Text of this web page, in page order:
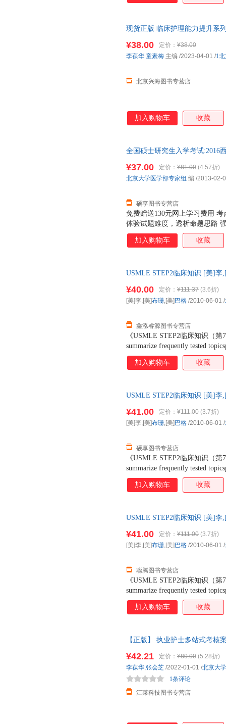
现货正版 临床护理能力提升系
¥38.00 定价： ¥38.00
北京兴海图书专营店
李葆华 童素梅 主编 /2023-04-01 /1
加入购物车 收藏
全国硕士研究生入学考试:2016
欢迎选购！
免费赠送130元网上学习费用
体验试题难度，透析命题思路
¥37.00 定价： ¥81.00 (4.57折)
硕享图书专营店
北京大学医学部专家组 编 /2013-02-
加入购物车 收藏
USMLE STEP2临床知识 [美]
《USMLE STEP2临床知识（第
summarize frequently tested
students who passed
full-color clinical images Rapid
¥40.00 定价： ¥111.37 (3.6折)
鑫泓睿源图书专营店
[美]李,[美]布珊,[美] 巴格 /2010-06-01 /
加入购物车 收藏
USMLE STEP2临床知识 [美]
《USMLE STEP2临床知识（第
summarize frequently tested
students who passed
full-color clinical images Rapid
¥41.00 定价： ¥111.00 (3.7折)
硕享图书专营店
[美]李,[美]布珊,[美] 巴格 /2010-06-01 /
加入购物车 收藏
USMLE STEP2临床知识 [美]
《USMLE STEP2临床知识（第
summarize frequently tested
students who passed
full-color clinical images Rapid
¥41.00 定价： ¥111.00 (3.7折)
聪腾图书专营店
[美]李,[美]布珊,[美] 巴格 /2010-06-01 /
加入购物车 收藏
【正版】 执业护士多站式考核
¥42.21 定价： ¥80.00 (5.28折)
江莱科技图书专营店
1条评论
李葆华,张会芝 /2022-01-01 /北京大